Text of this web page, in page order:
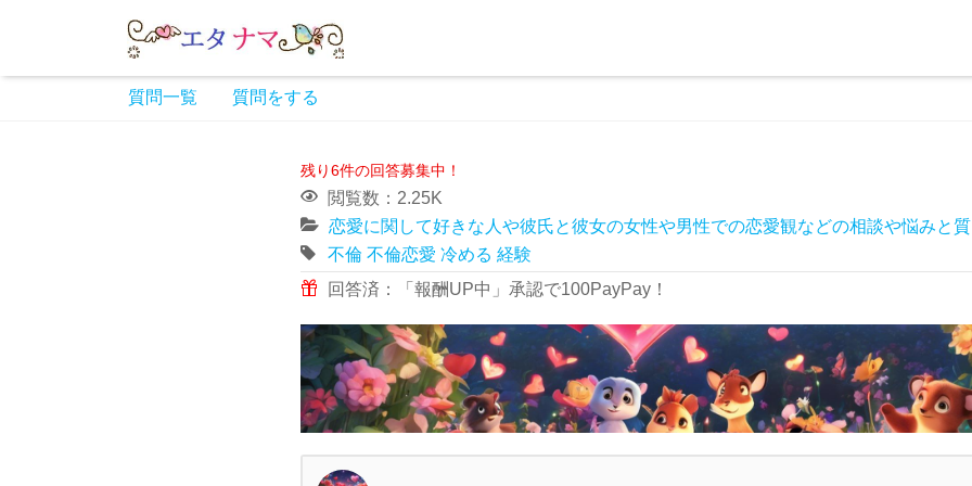
質問一覧 質問をする
残り6件の回答募集中！
閲覧数：2.25K
恋愛に関して好きな人や彼氏と彼女の女性や男性での恋愛観などの相談や悩みと
不倫 不倫恋愛 冷める 経験
回答済：「報酬UP中」承認で100PayPay！